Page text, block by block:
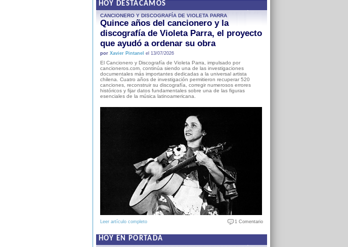
HOY DESTACAMOS
CANCIONERO Y DISCOGRAFÍA DE VIOLETA PARRA
Quince años del cancionero y la
discografía de Violeta Parra, el proyecto
que ayudó a ordenar su obra
por Xavier Pintanel el 13/07/2026
El Cancionero y Discografía de Violeta Parra, impulsado por
cancioneros.com, continúa siendo una de las investigaciones
documentales más importantes dedicadas a la universal artista
chilena. Cuatro años de investigación permitieron recuperar 520
canciones, reconstruir su discografía, corregir numerosos errores
históricos y fijar datos fundamentales sobre una de las figuras
esenciales de la música latinoamericana.
Leer artículo completo 1 Comentario
HOY EN PORTADA